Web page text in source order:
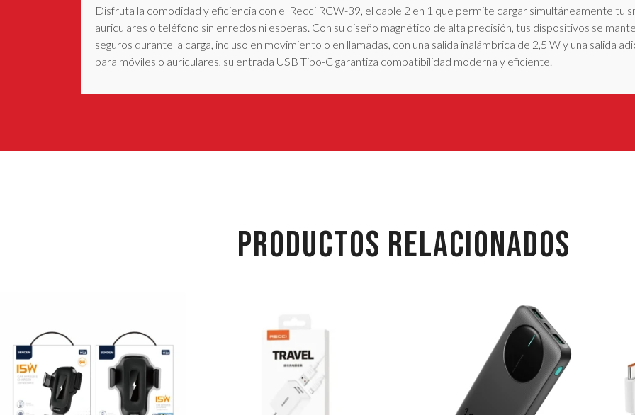
Disfruta la comodidad y eficiencia con el Recci RCW-39, el cable 2 en 1 que permite cargar simultáneamente tu
auriculares o teléfono sin enredos ni esperas. Con su diseño magnético de alta precisión, tus dispositivos se
seguros durante la carga, incluso en movimiento o en llamadas, con una salida inalámbrica de 2,5 W y una salida
para móviles o auriculares, su entrada USB Tipo-C garantiza compatibilidad moderna y eficiente.
PRODUCTOS RELACIONADOS